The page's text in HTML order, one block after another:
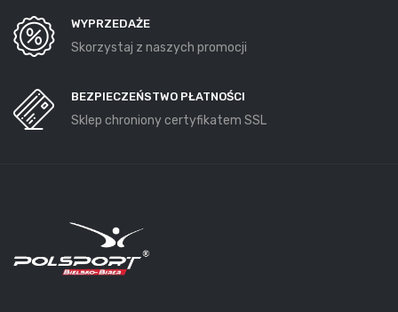
WYPRZEDAŻE
Skorzystaj z naszych promocji
BEZPIECZEŃSTWO PŁATNOŚCI
Sklep chroniony certyfikatem SSL